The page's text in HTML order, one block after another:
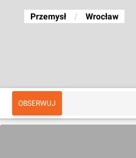
Przemysł / Wrocław
OBSERWUJ